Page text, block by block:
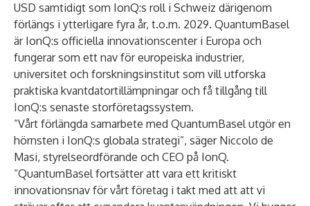
USD samtidigt som IonQ:s roll i Schweiz därigenom
förlängs i ytterligare fyra år, t.o.m. 2029. QuantumBasel
är IonQ:s officiella innovationscenter i Europa och
fungerar som ett nav för europeiska industrier,
universitet och forskningsinstitut som vill utforska
praktiska kvantdatortillämpningar och få tillgång till
IonQ:s senaste storföretagssystem.
”Vårt förlängda samarbete med QuantumBasel utgör en
hörnsten i IonQ:s globala strategi”, säger Niccolo de
Masi, styrelseordförande och CEO på IonQ.
”QuantumBasel fortsätter att vara ett kritiskt
innovationsnav för vårt företag i takt med att att vi